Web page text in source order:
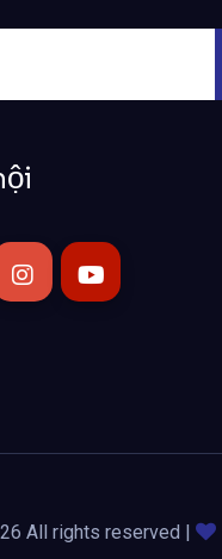
All rights reserved |